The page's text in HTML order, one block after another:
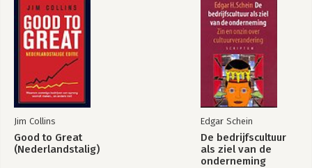
3.5 Narcisme, handlangers, zondebokken en volgers
3.6 Groepsdenken
3.7 Kosten van narcisme en groepsdenken
HOOFDSTUK 4
ZIEKTEPATRONEN: HET LIJDEN VAN DE ORGANISATIE
4.1 Systeemblindheid
4.2 Wet van oorzaak en gevolg
4.3 Patronen die ontstaan door vervorming van loyaliteit
4.4 Patronen die ontstaan door parallel-processen
4.5 Bron van paralyserende patronen
4.6 Doorbreek patronen met heel-begaafdheid
Jim Collins
Good to Great
(Nederlandstalig)
Edgar Schein
De bedrijfscultuur
als ziel van de
onderneming